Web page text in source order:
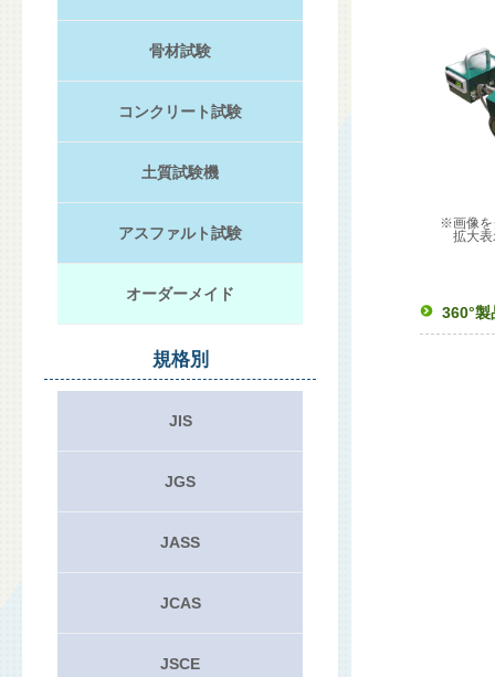
※画像を
拡大表
360°製
骨材試験
コンクリート試験
土質試験機
アスファルト試験
オーダーメイド
規格別
JIS
JGS
JASS
JCAS
JSCE